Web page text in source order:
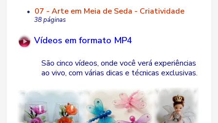
• 07 - Arte em Meia de Seda - Criatividade
38 páginas
Vídeos em formato MP4
São cinco vídeos, onde você verá experiências
ao vivo, com várias dicas e técnicas exclusivas.